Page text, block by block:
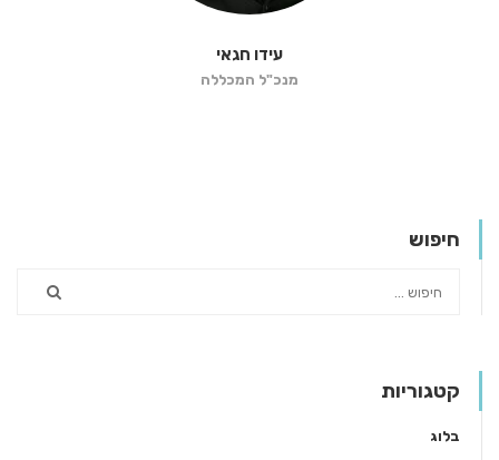
עידו חגאי
מנכ"ל המכללה
חיפוש
קטגוריות
בלוג